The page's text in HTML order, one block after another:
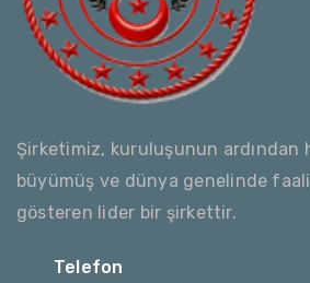
Şirketimiz, kuruluşunun ardından
büyümüş ve dünya genelinde
gösteren lider bir şirkettir.
Telefon